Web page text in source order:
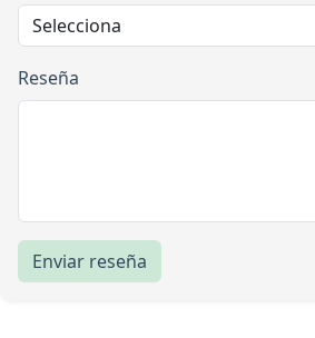
Reseña
Enviar reseña